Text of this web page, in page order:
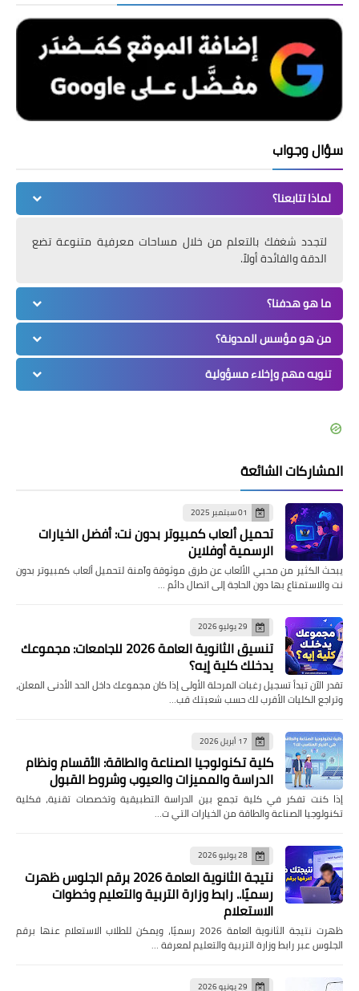
سؤال وجواب
لماذا تتابعنا؟
لتجدد شغفك بالتعلم من خلال مساحات معرفية متنوعة تضع
الدقة والفائدة أولاً.
ما هو هدفنا؟
من هو مؤسس المدونة؟
تنويه مهم وإخلاء مسؤولية
المشاركات الشائعة
01 سبتمبر 2025
تحميل ألعاب كمبيوتر بدون نت: أفضل الخيارات
الرسمية أوفلاين
يبحث الكثير من محبي الألعاب عن طرق موثوقة وآمنة لتحميل ألعاب كمبيوتر بدون
نت والاستمتاع بها دون الحاجة إلى اتصال دائم …
29 يوليو 2026
تنسيق الثانوية العامة 2026 للجامعات: مجموعك
يدخلك كلية إيه؟
تقدر الآن تبدأ تسجيل رغبات المرحلة الأولى إذا كان مجموعك داخل الحد الأدنى المعلن،
وتراجع الكليات الأقرب لك حسب شعبتك قب…
17 أبريل 2026
كلية تكنولوجيا الصناعة والطاقة: الأقسام ونظام
الدراسة والمميزات والعيوب وشروط القبول
إذا كنت تفكر في كلية تجمع بين الدراسة التطبيقية وتخصصات تقنية، فكلية
تكنولوجيا الصناعة والطاقة من الخيارات التي ت…
28 يوليو 2026
نتيجة الثانوية العامة 2026 برقم الجلوس ظهرت
رسميًا.. رابط وزارة التربية والتعليم وخطوات
الاستعلام
ظهرت نتيجة الثانوية العامة 2026 رسميًا، ويمكن للطلاب الاستعلام عنها برقم
الجلوس عبر رابط وزارة التربية والتعليم لمعرفة …
29 يونيو 2026